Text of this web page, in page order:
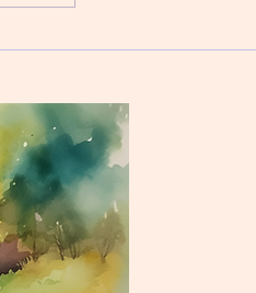
嘗試要治癒自閉症，將自閉症從孩
了一點。就像某些孩子中文較好英
文較差，或者有些孩子運動較好美
術較...